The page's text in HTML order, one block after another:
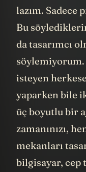
lazım. Sadece
Bu
da tasarımcı
söylemiyorum.
isteyen
yaparken bile
üç boyutlu bir
zamanınızı,
mekanları
bilgisayar, cep